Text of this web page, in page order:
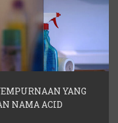
YANG
NAMA ACID